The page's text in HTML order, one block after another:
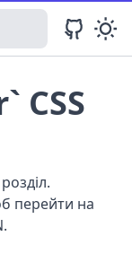
CSS
перейти на